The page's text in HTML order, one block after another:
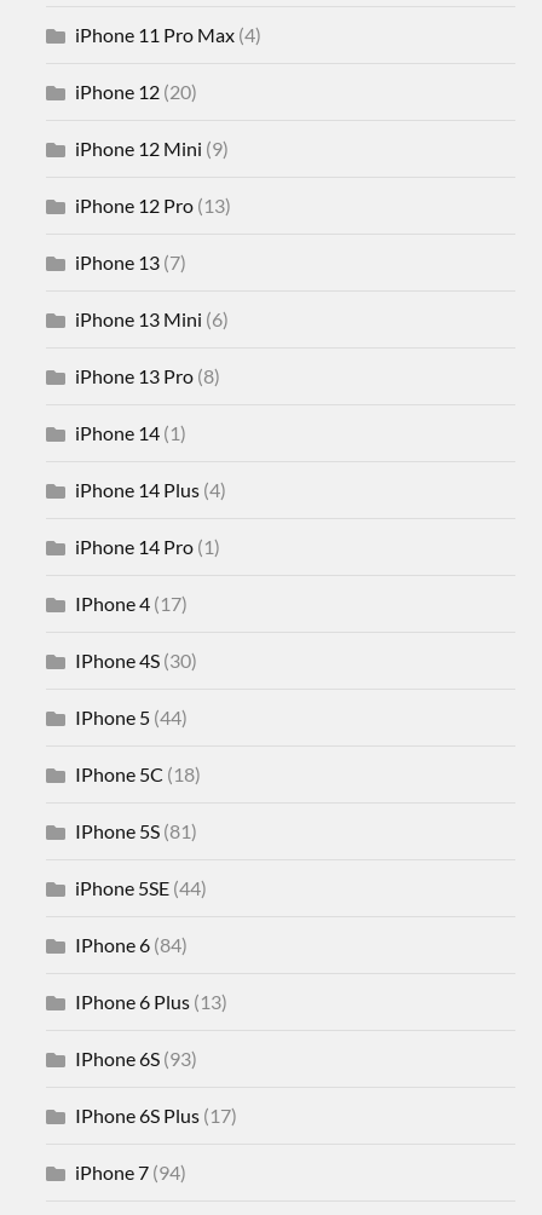
iPhone 11 Pro Max (4)
iPhone 12 (20)
iPhone 12 Mini (9)
iPhone 12 Pro (13)
iPhone 13 (7)
iPhone 13 Mini (6)
iPhone 13 Pro (8)
iPhone 14 (1)
iPhone 14 Plus (4)
iPhone 14 Pro (1)
IPhone 4 (17)
IPhone 4S (30)
IPhone 5 (44)
IPhone 5C (18)
IPhone 5S (81)
iPhone 5SE (44)
IPhone 6 (84)
IPhone 6 Plus (13)
IPhone 6S (93)
IPhone 6S Plus (17)
iPhone 7 (94)